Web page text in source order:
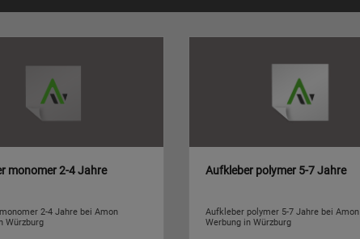
monomer 2-4 Jahre
2-4 Jahre bei Amon
Würzburg
Aufkleber polymer 5-7 Jahre
Aufkleber polymer 5-7 Jahre bei Amon
Werbung in Würzburg